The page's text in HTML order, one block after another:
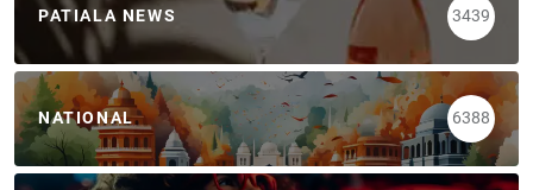
PATIALA NEWS 3439
NATIONAL 6388